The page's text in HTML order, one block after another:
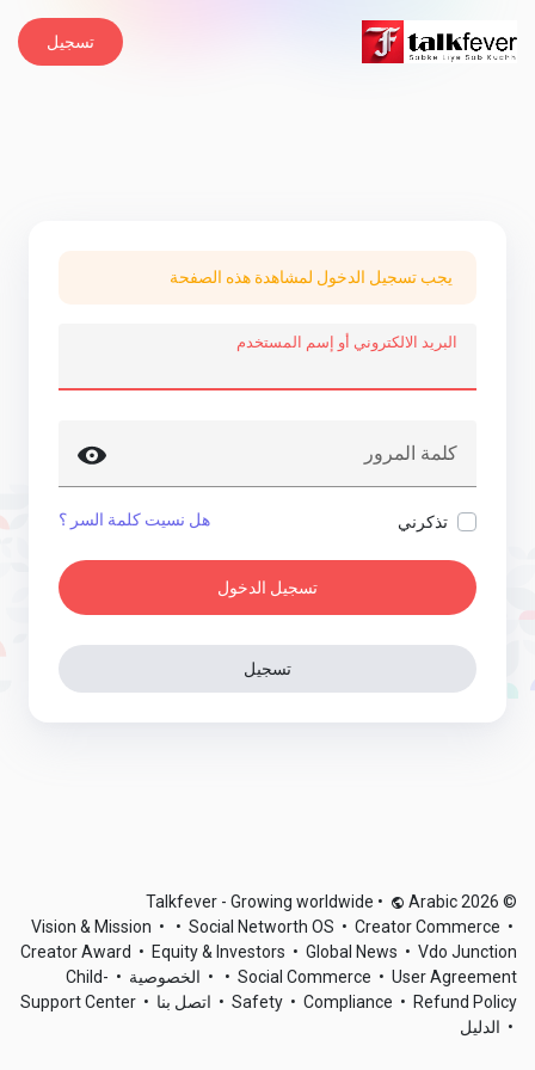
تسجيل
يجب تسجيل الدخول لمشاهدة هذه الصفحة
البريد الالكتروني أو إسم المستخدم
كلمة المرور
تذكرني هل نسيت كلمة السر ؟
تسجيل الدخول
تسجيل
© 2026 Talkfever - Growing worldwide
•
Arabic
Vision & Mission • • Social Networth OS • Creator Commerce •
Creator Award • Equity & Investors • Global News • Vdo Junction
• Social Commerce • User Agreement
• الخصوصية •
Child-
Safety • Compliance • Refund Policy
• اتصل بنا •
Support Center
• الدليل